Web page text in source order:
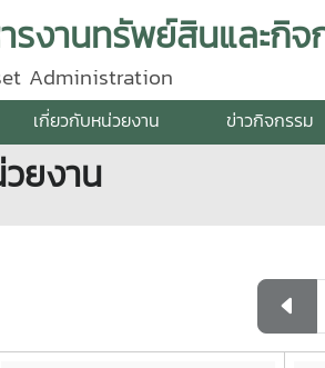
รงานทรัพย์สินและกิจ
Administration
เกี่ยวกับหน่วยงาน ข่าวกิจกรรม
ยงาน